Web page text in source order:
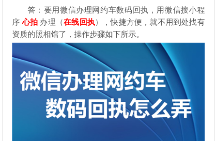
答：要用微信办理网约车数码回执，用微信搜小程
序心拍 办理（在线回执），快捷方便，就不用到处找有
资质的照相馆了，操作步骤如下所示。